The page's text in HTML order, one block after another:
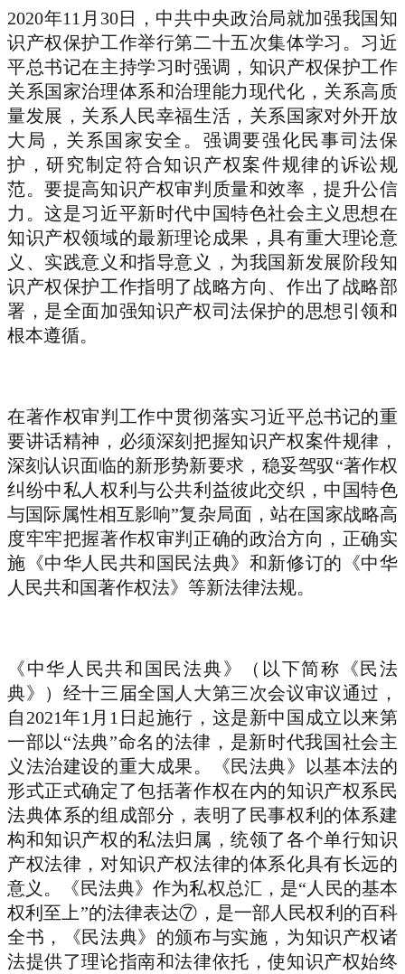
2020年11月30日，中共中央政治局就加强我国知
识产权保护工作举行第二十五次集体学习。习近
平总书记在主持学习时强调，知识产权保护工作
关系国家治理体系和治理能力现代化，关系高质
量发展，关系人民幸福生活，关系国家对外开放
大局，关系国家安全。强调要强化民事司法保
护，研究制定符合知识产权案件规律的诉讼规
范。要提高知识产权审判质量和效率，提升公信
力。这是习近平新时代中国特色社会主义思想在
知识产权领域的最新理论成果，具有重大理论意
义、实践意义和指导意义，为我国新发展阶段知
识产权保护工作指明了战略方向、作出了战略部
署，是全面加强知识产权司法保护的思想引领和
根本遵循。
在著作权审判工作中贯彻落实习近平总书记的重
要讲话精神，必须深刻把握知识产权案件规律，
深刻认识面临的新形势新要求，稳妥驾驭“著作权
纠纷中私人权利与公共利益彼此交织，中国特色
与国际属性相互影响”复杂局面，站在国家战略高
度牢牢把握著作权审判正确的政治方向，正确实
施《中华人民共和国民法典》和新修订的《中华
人民共和国著作权法》等新法律法规。
《中华人民共和国民法典》（以下简称《民法
典》）经十三届全国人大第三次会议审议通过，
自2021年1月1日起施行，这是新中国成立以来第
一部以“法典”命名的法律，是新时代我国社会主
义法治建设的重大成果。《民法典》以基本法的
形式正式确定了包括著作权在内的知识产权系民
法典体系的组成部分，表明了民事权利的体系建
构和知识产权的私法归属，统领了各个单行知识
产权法律，对知识产权法律的体系化具有长远的
意义。《民法典》作为私权总汇，是“人民的基本
权利至上”的法律表达⑦，是一部人民权利的百科
全书，《民法典》的颁布与实施，为知识产权诸
法提供了理论指南和法律依托，使知识产权始终